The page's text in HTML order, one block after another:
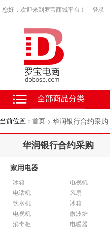
您好，欢迎来到罗宝商城平台！ 登录
全部商品分类
当前位置： 首页 华润银行合约采购
华润银行合约采购
家用电器
冰箱
电视机
电话机
风扇
饮水机
冰箱
电视机
微波炉
消毒柜
电暖器